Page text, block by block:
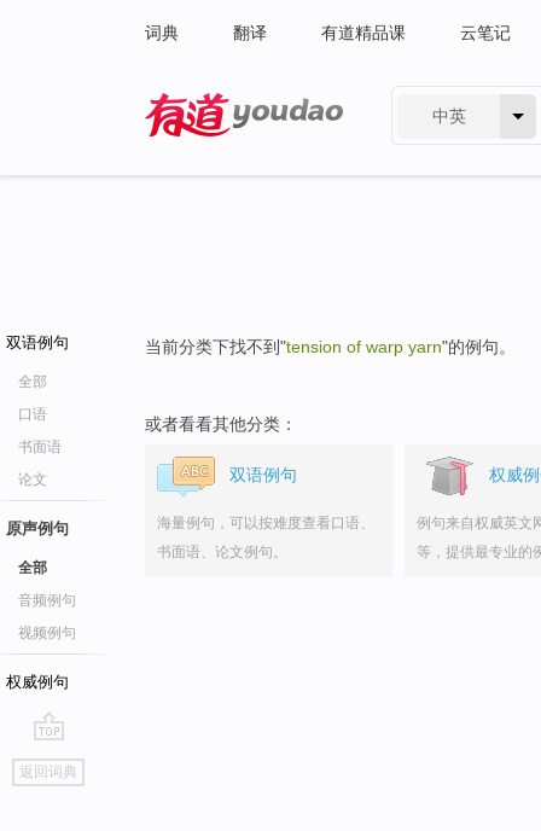
词典 翻译 有道精品课 云笔记
中英
双语例句
全部
口语
书面语
论文
原声例句
全部
音频例句
视频例句
权威例句
go
top
返回词典
当前分类下找不到"tension of warp yarn"的例句。
或者看看其他分类：
双语例句
海量例句，可以按难度查看口语、
书面语、论文例句。
权威
例句来自权威英文
等，提供最专业的